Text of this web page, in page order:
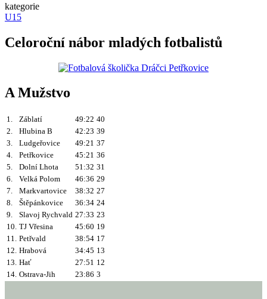
kategorie
U15
Celoroční nábor mladých fotbalistů
A Mužstvo
1. Záblatí 49:22 40
2.
Hlubina B 42:23 39
3.
Ludgeřovice 49:21 37
4.
Petřkovice 45:21 36
5.
Dolní Lhota 51:32 31
6.
Velká Polom 46:36 29
7.
Markvartovice 38:32 27
8.
Štěpánkovice 36:34 24
9.
Slavoj Rychvald 27:33 23
10. TJ Vřesina 45:60 19
11. Petřvald 38:54 17
12. Hrabová 34:45 13
13. Hať 27:51 12
14. Ostrava-Jih 23:86 3